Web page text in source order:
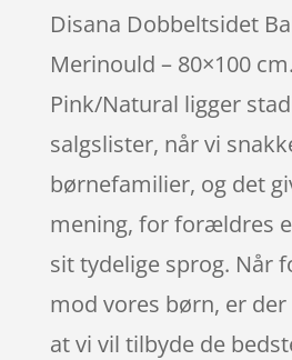
Disana Dobbeltsidet
Merinould – 80×100
Pink/Natural ligger
salgslister, når vi
børnefamilier, og det
mening, for forældres
sit tydelige sprog. Når
mod vores børn, er
at vi vil tilbyde de